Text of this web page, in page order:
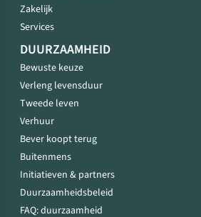
Zakelijk
Services
DUURZAAMHEID
Bewuste keuze
Verleng levensduur
Tweede leven
Verhuur
Bever koopt terug
Buitenmens
Initiatieven & partners
Duurzaamheidsbeleid
FAQ: duurzaamheid